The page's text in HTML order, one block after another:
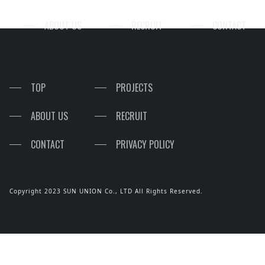
ABOUTUS RECRUIT CONTACT
TOP PROJECTS
ABOUT US RECRUIT
CONTACT PRIVACY POLICY
Copyright 2023 SUN UNION Co., LTD All Rights Reserved.